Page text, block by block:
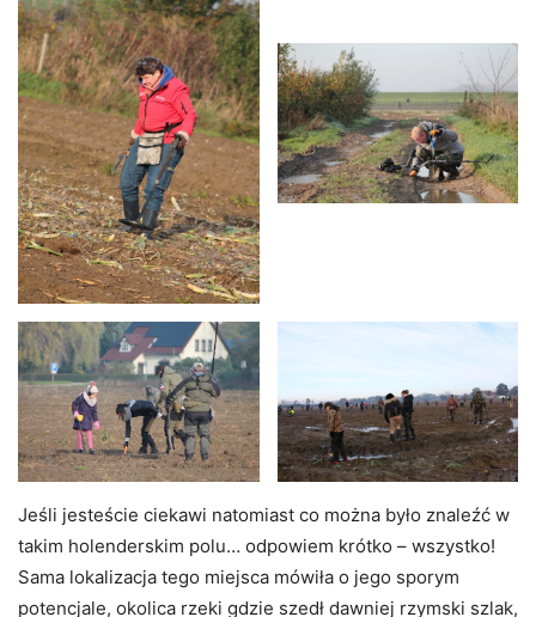
Jeśli jesteście ciekawi natomiast co można było znaleźć w
takim holenderskim polu… odpowiem krótko – wszystko!
Sama lokalizacja tego miejsca mówiła o jego sporym
potencjale, okolica rzeki gdzie szedł dawniej rzymski szlak,